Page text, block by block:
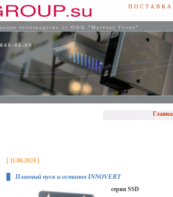
производства от ООО "Матрикс Групп"
640-46-90
[ 11.06.2024 ]
Плавный пуск и останов INNOVERT
серия SSD